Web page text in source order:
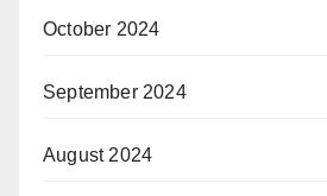
October 2024
September 2024
August 2024